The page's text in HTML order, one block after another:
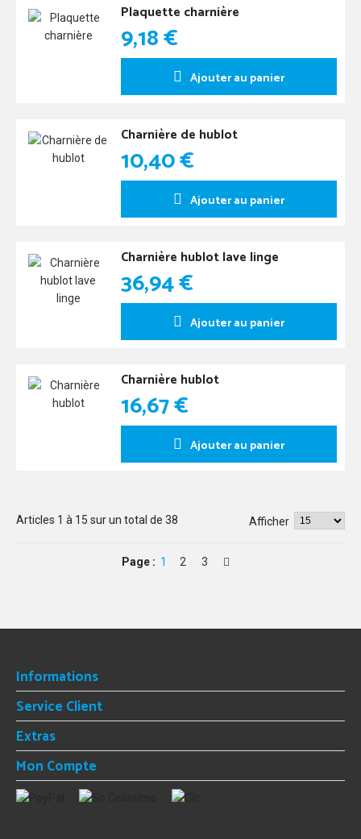
Plaquette charnière
9,18 €
Ajouter au panier
Charnière de hublot
10,40 €
Ajouter au panier
Charnière hublot lave linge
36,94 €
Ajouter au panier
Charnière hublot
16,67 €
Ajouter au panier
Articles 1 à 15 sur un total de 38 Afficher
Page : 1 2 3
Informations
Service Client
Extras
Mon Compte